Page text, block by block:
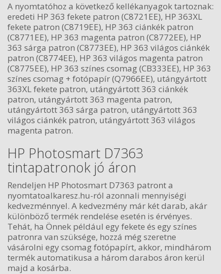
A nyomtatóhoz a következő kellékanyagok tartoznak:
eredeti HP 363 fekete patron (C8721EE), HP 363XL
fekete patron (C8719EE), HP 363 ciánkék patron
(C8771EE), HP 363 magenta patron (C8772EE), HP
363 sárga patron (C8773EE), HP 363 világos ciánkék
patron (C8774EE), HP 363 világos magenta patron
(C8775EE), HP 363 színes csomag (CB333EE), HP 363
színes csomag + fotópapír (Q7966EE), utángyártott
363XL fekete patron, utángyártott 363 ciánkék
patron, utángyártott 363 magenta patron,
utángyártott 363 sárga patron, utángyártott 363
világos ciánkék patron, utángyártott 363 világos
magenta patron.
HP Photosmart D7363
tintapatronok jó áron
Rendeljen HP Photosmart D7363 patront a
nyomtatoalkaresz.hu-ról azonnali mennyiségi
kedvezménnyel. A kedvezmény már két darab, akár
különböző termék rendelése esetén is érvényes.
Tehát, ha Önnek például egy fekete és egy színes
patronra van szüksége, hozzá még szeretne
vásárolni egy csomag fotópapírt, akkor, mindhárom
termék automatikusa a három darabos áron kerül
majd a kosárba.